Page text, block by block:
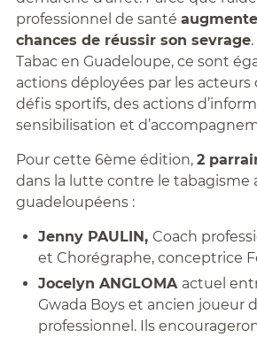
professionnel de santé
chances de réussir son sevrage
Tabac en Guadeloupe, ce sont
actions déployées par les
défis sportifs, des actions
sensibilisation et
Pour cette 6ème édition, 2
dans la lutte contre le tabagisme
guadeloupéens :
Jenny PAULIN, Coach
et Chorégraphe, conceptrice
Jocelyn ANGLOMA actuel
Gwada Boys et ancien joueur
professionnel. Ils